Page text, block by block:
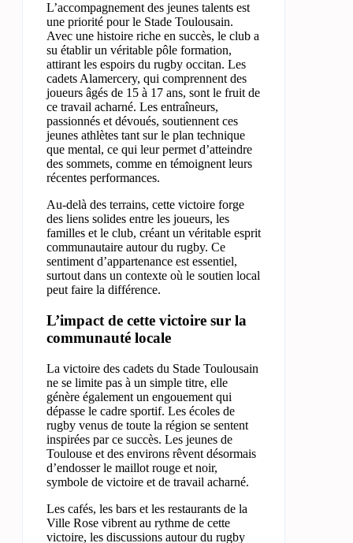
L’accompagnement des jeunes talents est
une priorité pour le Stade Toulousain.
Avec une histoire riche en succès, le club a
su établir un véritable pôle formation,
attirant les espoirs du rugby occitan. Les
cadets Alamercery, qui comprennent des
joueurs âgés de 15 à 17 ans, sont le fruit de
ce travail acharné. Les entraîneurs,
passionnés et dévoués, soutiennent ces
jeunes athlètes tant sur le plan technique
que mental, ce qui leur permet d’atteindre
des sommets, comme en témoignent leurs
récentes performances.
Au-delà des terrains, cette victoire forge
des liens solides entre les joueurs, les
familles et le club, créant un véritable esprit
communautaire autour du rugby. Ce
sentiment d’appartenance est essentiel,
surtout dans un contexte où le soutien local
peut faire la différence.
L’impact de cette victoire sur la
communauté locale
La victoire des cadets du Stade Toulousain
ne se limite pas à un simple titre, elle
génère également un engouement qui
dépasse le cadre sportif. Les écoles de
rugby venus de toute la région se sentent
inspirées par ce succès. Les jeunes de
Toulouse et des environs rêvent désormais
d’endosser le maillot rouge et noir,
symbole de victoire et de travail acharné.
Les cafés, les bars et les restaurants de la
Ville Rose vibrent au rythme de cette
victoire, les discussions autour du rugby